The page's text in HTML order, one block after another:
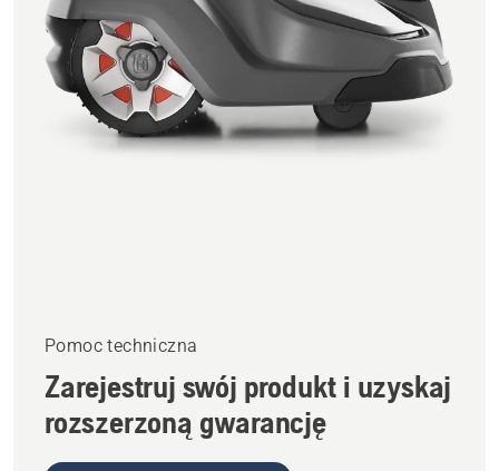
Pomoc techniczna
Zarejestruj swój produkt i uzyskaj
rozszerzoną gwarancję